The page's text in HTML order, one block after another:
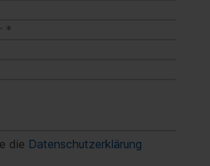
die Datenschutzerklärung